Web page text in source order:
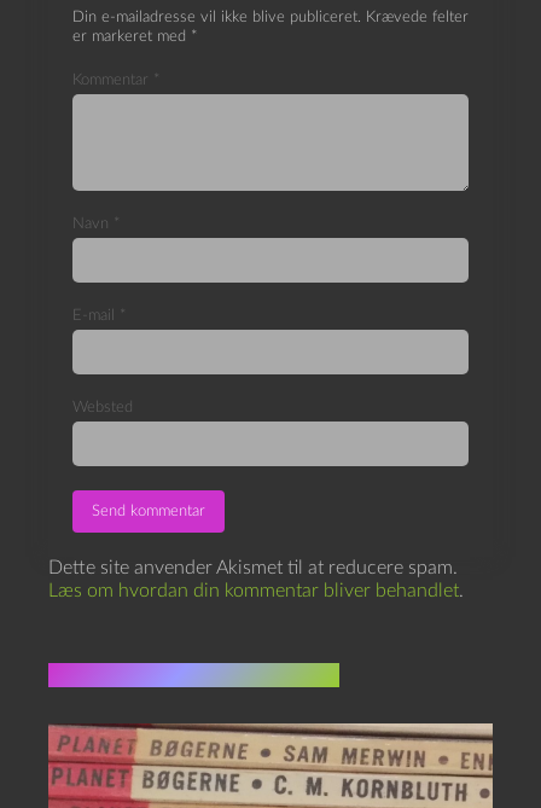
Din e-mailadresse vil ikke blive publiceret. Krævede felter
er markeret med *
Kommentar *
Navn *
E-mail *
Websted
Dette site anvender Akismet til at reducere spam.
Læs om hvordan din kommentar bliver behandlet.